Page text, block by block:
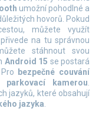
umožní pohodlné a
hovorů. Pokud
můžete využít
na tu správnou
stáhnout svou
Android 15 se postará
bezpečné couvání
parkovací kamerou.
jazyků, které obsahují
jazyka.